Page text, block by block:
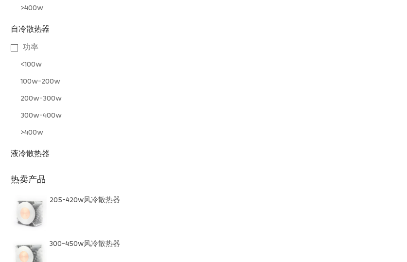
>400w
自冷散热器
功率
<100w
100w-200w
200w-300w
300w-400w
>400w
液冷散热器
热卖产品
205-420w风冷散热器
300-450w风冷散热器